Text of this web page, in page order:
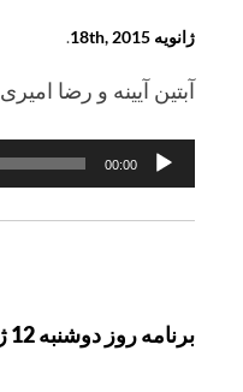
ژانویه 18th, 2015 .
آبتين آيينه و رضا اميری
پخش‌کننده
صوت
00:00
ه